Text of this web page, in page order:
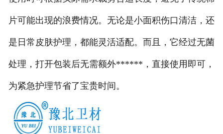
片可能出现的浪费情况。无论是小面积伤口清洁，还
是日常皮肤护理，都能灵活适配。而且，它经过无菌
处理，打开包装后无需额外******，直接使用即可，
为紧急护理节省了宝贵时间。